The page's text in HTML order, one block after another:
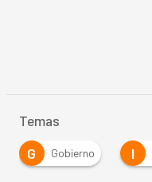
Temas
G
Gobierno I